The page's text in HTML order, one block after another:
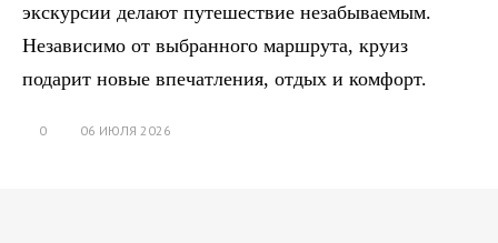
экскурсии делают путешествие незабываемым.
Независимо от выбранного маршрута, круиз
подарит новые впечатления, отдых и комфорт.
0 06 ИЮЛЯ 2026